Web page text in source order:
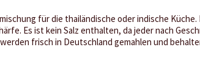
für die thailändische oder indische Küche.
Es ist kein Salz enthalten, da jeder nach
frisch in Deutschland gemahlen und